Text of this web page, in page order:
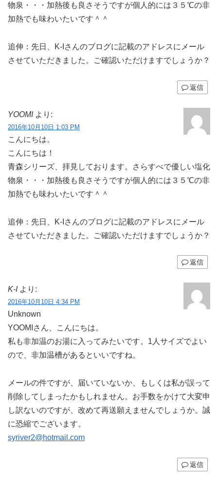
物泉・・・加熱後も良さそうですが個人的には３５℃の非
加熱でも味わいたいです＾＾
追伸：先日、K-Iさんのブログに記載のアドレスにメール
させていただきました。ご確認いただけますでしょうか？
返信
YOOMI より:
2016年10月10日 1:03 PM
こんにちは。
こんにちは！
青森シリーズ、拝見しております。さらすべで優しい塩化
物泉・・・加熱後も良さそうですが個人的には３５℃の非
加熱でも味わいたいです＾＾
追伸：先日、K-Iさんのブログに記載のアドレスにメール
させていただきました。ご確認いただけますでしょうか？
返信
K-I より:
2016年10月10日 4:34 PM
Unknown
YOOMIさん、こんにちは。
私も非加温のお湯に入ってみたいです。1人サイズでよい
ので、非加温槽があるといいですね。
メールの件ですが、届いていないか、もしくは私が誤って
削除してしまったかもしれません。お手数をかけて大変申
し訳ないのですが、改めて再送願えませんでしょうか。誠
に恐縮でございます。
syriver2@hotmail.com
返信